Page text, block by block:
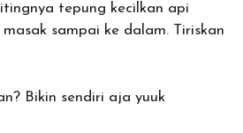
tepung kecilkan api
sampai ke dalam. Tiriskan
Bikin sendiri aja yuuk